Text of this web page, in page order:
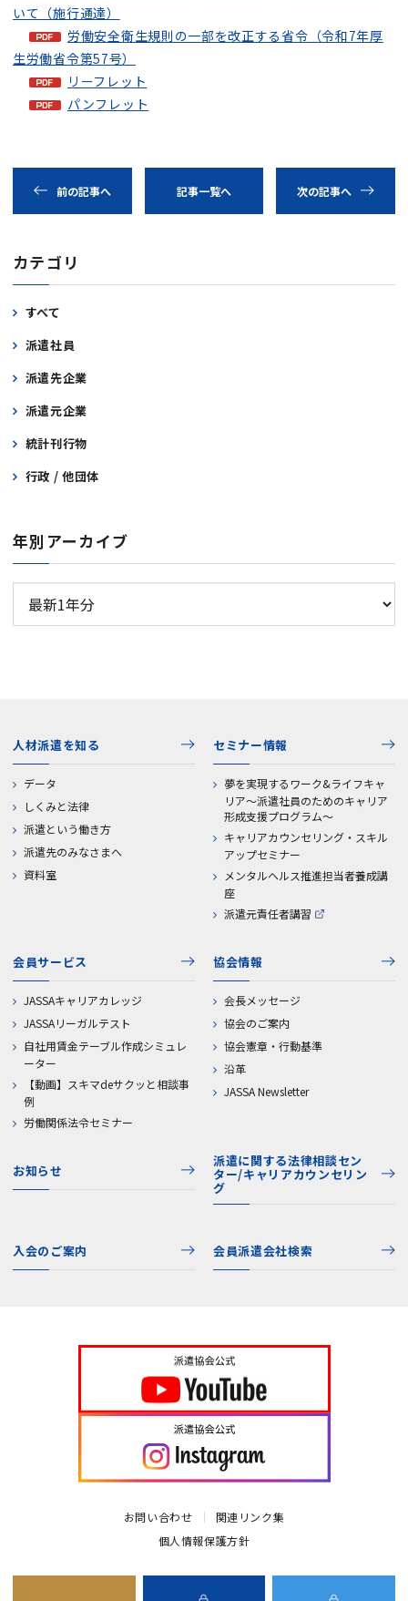
いて（施行通達）
労働安全衛生規則の一部を改正する省令（令和7年厚
生労働省令第57号）
リーフレット
パンフレット
前の記事へ 記事一覧へ 次の記事へ
カテゴリ
すべて
派遣社員
派遣先企業
派遣元企業
統計刊行物
行政 / 他団体
年別アーカイブ
人材派遣を知る
データ
しくみと法律
派遣という働き方
派遣先のみなさまへ
資料室
セミナー情報
夢を実現するワーク&ライフキャ
リア～派遣社員のためのキャリア
形成支援プログラム～
キャリアカウンセリング・スキル
アップセミナー
メンタルヘルス推進担当者養成講
座
派遣元責任者講習
会員サービス
JASSAキャリアカレッジ
JASSAリーガルテスト
自社用賃金テーブル作成シミュレ
ーター
【動画】スキマdeサクッと相談事
例
労働関係法令セミナー
協会情報
会長メッセージ
協会のご案内
協会憲章・行動基準
沿革
JASSA Newsletter
お知らせ
派遣に関する法律相談セン
ター/キャリアカウンセリン
グ
入会のご案内 会員派遣会社検索
お問い合わせ
関連リンク集
個人情報保護方針